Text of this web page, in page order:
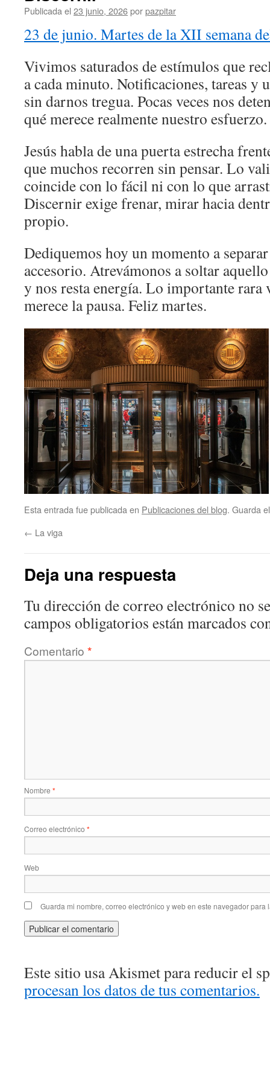
Publicada el 23 junio, 2026porpazpitar
23 de junio. Martes de la XII semana
Vivimos saturados de estímulos que
a cada minuto. Notificaciones, tareas y
sin darnos tregua. Pocas veces nos
qué merece realmente nuestro esfuerzo.
Jesús habla de una puerta estrecha
que muchos recorren sin pensar. Lo
coincide con lo fácil ni con lo que
Discernir exige frenar, mirar hacia
propio.
Dediquemos hoy un momento a
accesorio. Atrevámonos a soltar
y nos resta energía. Lo importante rara
merece la pausa. Feliz martes.
Esta entrada fue publicada en Publicaciones del blog. Guarda
← La viga
Deja una respuesta
Tu dirección de correo electrónico no
campos obligatorios están marcados
Comentario *
Nombre *
Correo electrónico *
Web
Guarda mi nombre, correo electrónico y web en este navegador para
Este sitio usa Akismet para reducir el
procesan los datos de tus comentarios.